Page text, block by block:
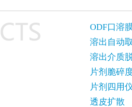
ODF口溶
溶出自动
溶出介质
片剂脆碎
片剂四用
透皮扩散